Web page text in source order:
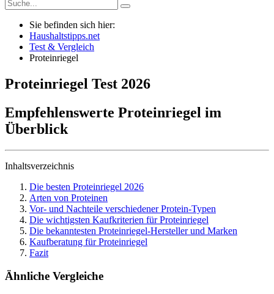
Sie befinden sich hier:
Haushaltstipps.net
Test & Vergleich
Proteinriegel
Proteinriegel Test 2026
Empfehlenswerte Proteinriegel im
Überblick
Inhaltsverzeichnis
Die besten Proteinriegel 2026
Arten von Proteinen
Vor- und Nachteile verschiedener Protein-Typen
Die wichtigsten Kaufkriterien für Proteinriegel
Die bekanntesten Proteinriegel-Hersteller und Marken
Kaufberatung für Proteinriegel
Fazit
Ähnliche Vergleiche